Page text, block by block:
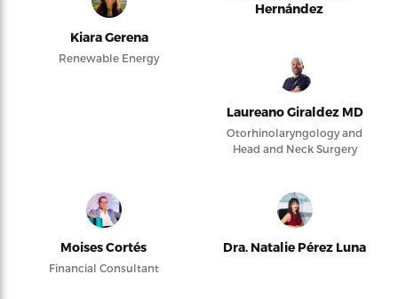
Kiara Gerena
Renewable Energy
Hernández
Laureano Giraldez MD
Otorhinolaryngology and
Head and Neck Surgery
Moises Cortés
Financial Consultant
Dra. Natalie Pérez Luna